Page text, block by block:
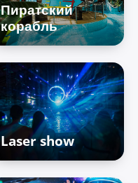
Пиратский
корабль
Laser show